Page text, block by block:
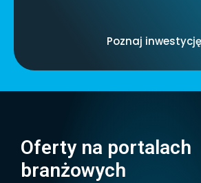
Poznaj inwestycję
Oferty na portalach
branżowych